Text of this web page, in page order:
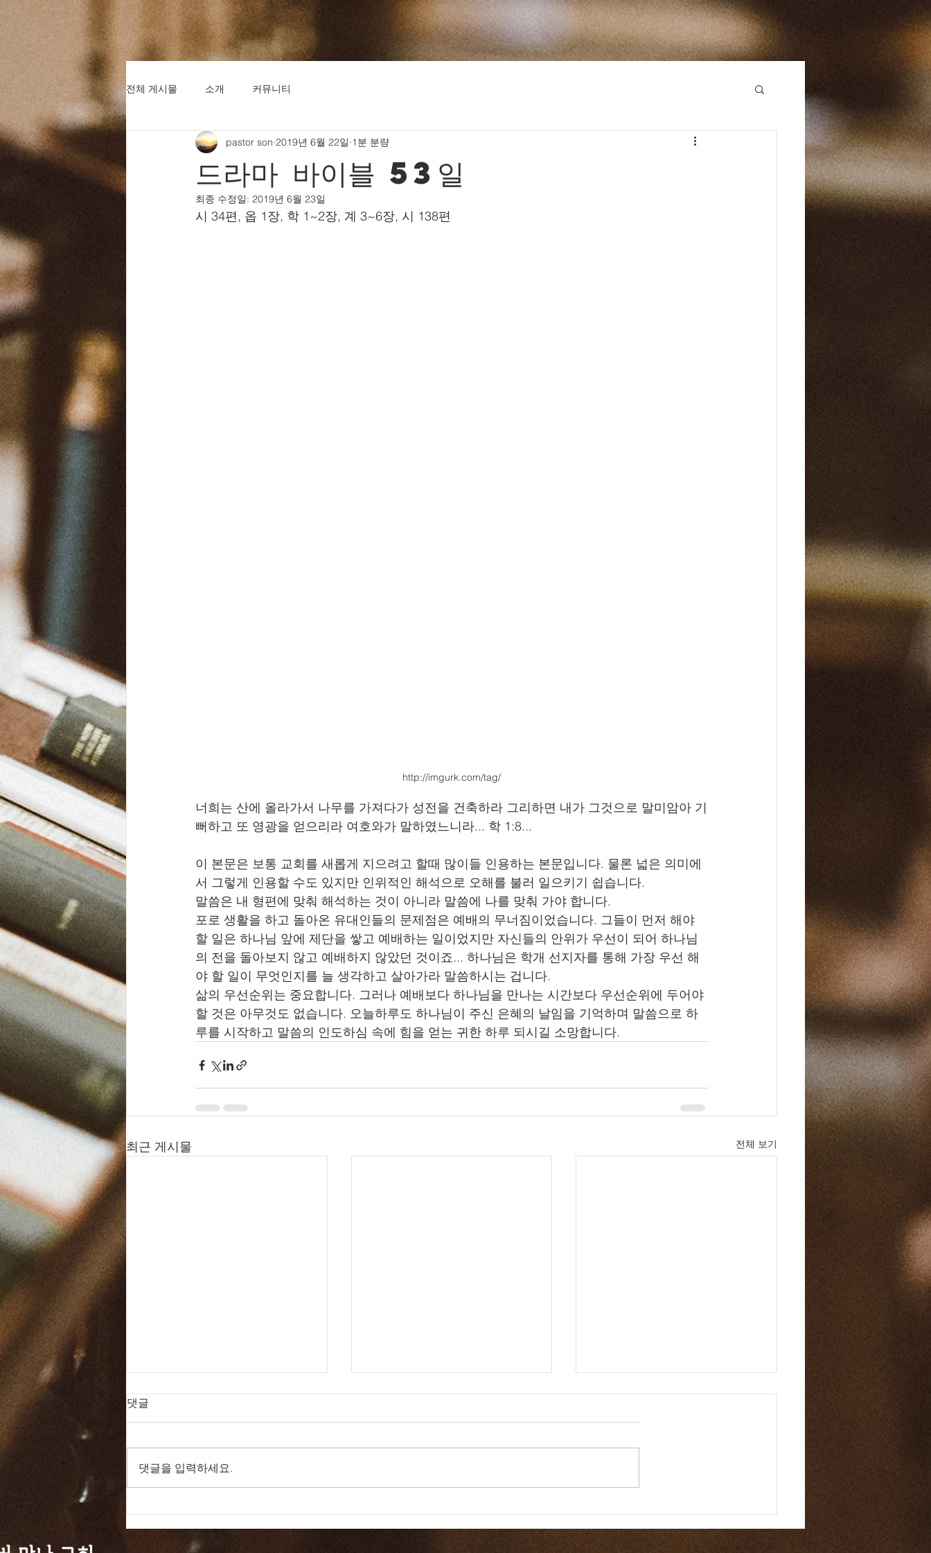
전체 게시물 소개 커뮤니티
드라마 바이블 53일
pastor son 2019년 6월 22일 1분 분량
최종 수정일: 2019년 6월 23일
시 34편, 옵 1장, 학 1~2장, 계 3~6장, 시 138편
http://imgurk.com/tag/
너희는 산에 올라가서 나무를 가져다가 성전을 건축하라 그리하면 내가 그것으로 말미암아 기
뻐하고 또 영광을 얻으리라 여호와가 말하였느니라... 학 1:8...
이 본문은 보통 교회를 새롭게 지으려고 할때 많이들 인용하는 본문입니다. 물론 넓은 의미에
서 그렇게 인용할 수도 있지만 인위적인 해석으로 오해를 불러 일으키기 쉽습니다.
말씀은 내 형편에 맞춰 해석하는 것이 아니라 말씀에 나를 맞춰 가야 합니다.
포로 생활을 하고 돌아온 유대인들의 문제점은 예배의 무너짐이었습니다. 그들이 먼저 해야
할 일은 하나님 앞에 제단을 쌓고 예배하는 일이었지만 자신들의 안위가 우선이 되어 하나님
의 전을 돌아보지 않고 예배하지 않았던 것이죠... 하나님은 학개 선지자를 통해 가장 우선 해
야 할 일이 무엇인지를 늘 생각하고 살아가라 말씀하시는 겁니다.
삶의 우선순위는 중요합니다. 그러나 예배보다 하나님을 만나는 시간보다 우선순위에 두어야
할 것은 아무것도 없습니다. 오늘하루도 하나님이 주신 은혜의 날임을 기억하며 말씀으로 하
루를 시작하고 말씀의 인도하심 속에 힘을 얻는 귀한 하루 되시길 소망합니다.
최근 게시물 전체 보기
드라마 바이블 161일 드라마 바이블 160일 드라마 바이블 159일
댓글
댓글을 입력하세요.